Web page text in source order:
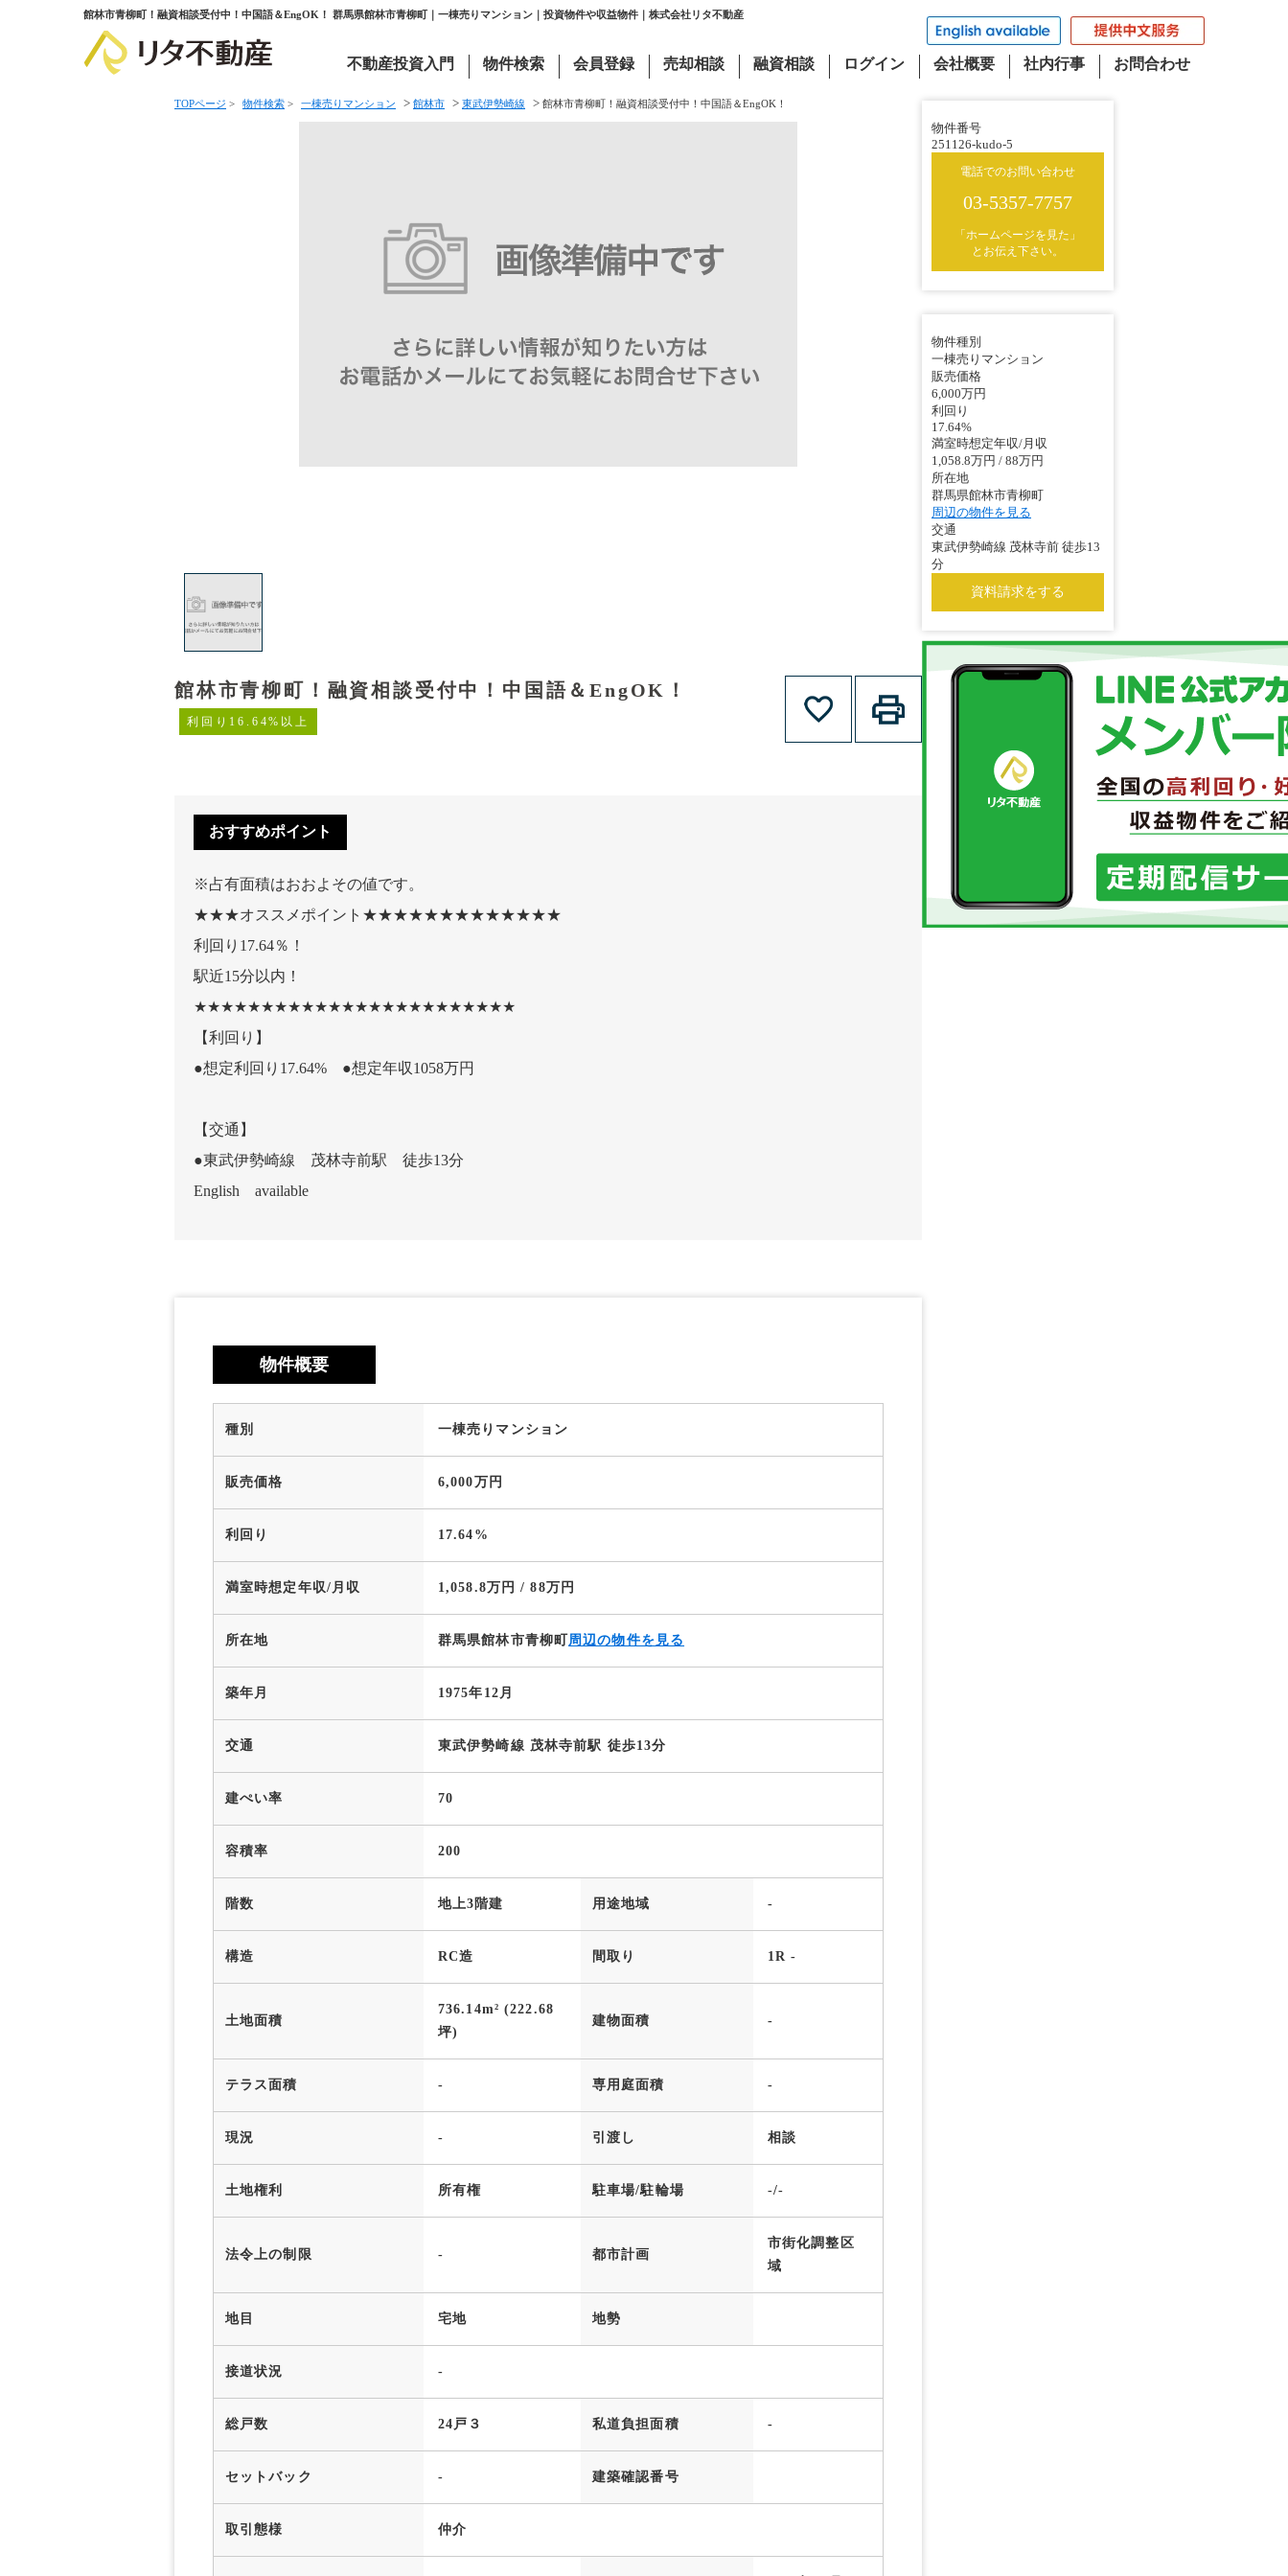
館林市青柳町！融資相談受付中！中国語＆EngOK！ 群馬県館林市青柳町｜一棟売りマンション｜投資物件や収益物件｜株式会社リタ不動産
不動産投資入門 物件検索 会員登録 売却相談 融資相談 ログイン 会社概要 社内行事 お問合わせ
TOPページ > 物件検索 > 一棟売りマンション > 館林市 > 東武伊勢崎線 > 館林市青柳町！融資相談受付中！中国語＆EngOK！
館林市青柳町！融資相談受付中！中国語＆EngOK！
利回り16.64%以上
おすすめポイント
※占有面積はおおよその値です。
★★★オススメポイント★★★★★★★★★★★★★
利回り17.64％！
駅近15分以内！
★★★★★★★★★★★★★★★★★★★★★★★★
【利回り】
●想定利回り17.64% ●想定年収1058万円
【交通】
●東武伊勢崎線 茂林寺前駅 徒歩13分
English available
物件概要
種別 一棟売りマンション
販売価格 6,000万円
利回り 17.64%
満室時想定年収/月収 1,058.8万円 / 88万円
所在地 群馬県館林市青柳町 周辺の物件を見る
築年月 1975年12月
交通 東武伊勢崎線 茂林寺前駅 徒歩13分
建ぺい率 70
容積率 200
階数 地上3階建 用途地域 -
構造 RC造 間取り 1R -
土地面積
736.14m² (222.68
坪)
建物面積 -
テラス面積 - 専用庭面積 -
現況 - 引渡し 相談
土地権利 所有権 駐車場/駐輪場 -/-
法令上の制限 - 都市計画
市街化調整区
域
地目 宅地 地勢
接道状況 -
総戸数 24戸３ 私道負担面積 -
セットバック - 建築確認番号
取引態様 仲介
物件番号
251126-kudo-5
電話でのお問い合わせ
03-5357-7757
「ホームページを見た」
とお伝え下さい。
物件種別
一棟売りマンション
販売価格
6,000万円
利回り
17.64%
満室時想定年収/月収
1,058.8万円 / 88万円
所在地
群馬県館林市青柳町
周辺の物件を見る
交通
東武伊勢崎線 茂林寺前 徒歩13
分
資料請求をする